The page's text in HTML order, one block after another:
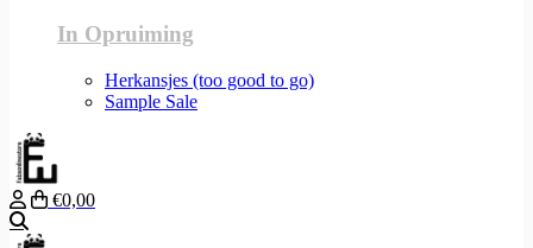
In Opruiming
Herkansjes (too good to go)
Sample Sale
€0,00